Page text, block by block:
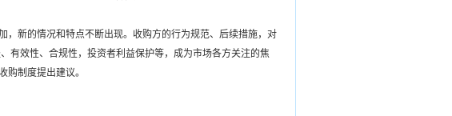
，新的情况和特点不断出现。收购方的行为规范、后续措施，对
有效性、合规性，投资者利益保护等，成为市场各方关注的焦
购制度提出建议。